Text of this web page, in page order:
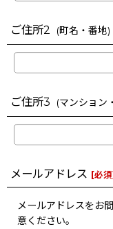
ご住所2 (町名・番地)
ご住所3 (マンション
メールアドレス [必須]
メールアドレスをお
意ください。